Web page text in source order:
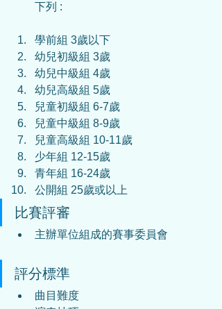
下列 :
學前組 3歲以下
幼兒初級組 3歲
幼兒中級組 4歲
幼兒高級組 5歲
兒童初級組 6-7歲
兒童中級組 8-9歲
兒童高級組 10-11歲
少年組 12-15歲
青年組 16-24歲
公開組 25歲或以上
比賽評審
主辦單位組成的賽事委員會
評分標準
曲目難度